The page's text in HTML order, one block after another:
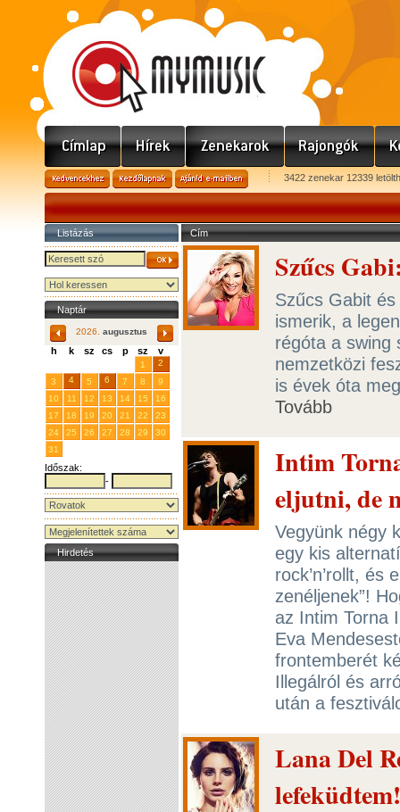
3422 zenekar 12339
Listázás
Naptár
2026. augusztus
h k sz cs p sz v
1
2
3
4 5 6 7 8
9
10
11 12 13 14 15
16
17
18 19 20 21 22
23
24
25 26 27 28 29
30
31
Időszak:
-
Hirdetés
Cím
Szűcs
Szűcs Gabit
ismerik, a
régóta a swing
nemzetközi
is évek óta
Tovább
Intim
eljutni, de
Vegyünk négy
egy kis
rock’n’rollt, és
zenéljenek”!
az Intim Torna
Eva
frontemberét
Illegálról és
után a
Lana Del
lefeküdtem!